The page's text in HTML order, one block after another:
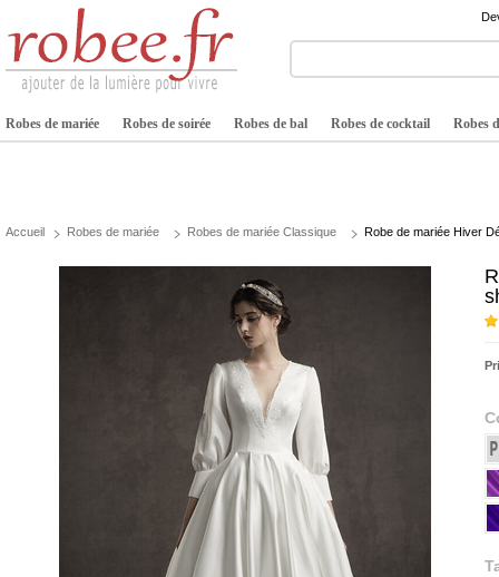
Robes de mariée Robes de soirée Robes de bal Robes de cocktail Robes
Accueil Robes de mariée Robes de mariée Classique Robe de mariée Hiver